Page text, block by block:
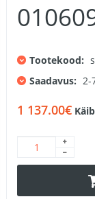
Tootekood:
Saadavus: 2-
1 137.00€